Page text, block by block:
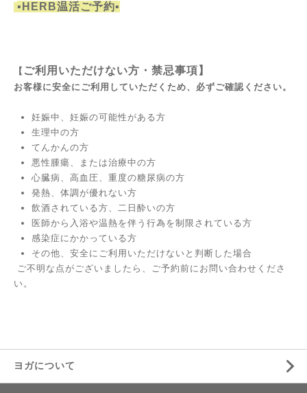
▪️HERB温活ご予約▪️
【 ご利用いただけない方・禁忌事項】
お客様に安全にご利用していただくため、必ずご確認ください。
妊娠中、妊娠の可能性がある方
生理中の方
てんかんの方
悪性腫瘍、または治療中の方
心臓病、高血圧、重度の糖尿病の方
発熱、体調が優れない方
飲酒されている方、二日酔いの方
医師から入浴や温熱を伴う行為を制限されている方
感染症にかかっている方
その他、安全にご利用いただけないと判断した場合
ご不明な点がございましたら、ご予約前にお問い合わせくださ
い。
ヨガについて